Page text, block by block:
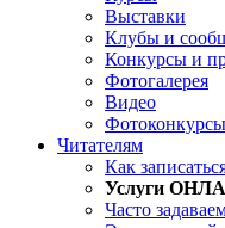
Выставки
Клубы и
Конкурсы и
Фотогалерея
Видео
Фотоконкурсы
Читателям
Как
Услуги
Часто